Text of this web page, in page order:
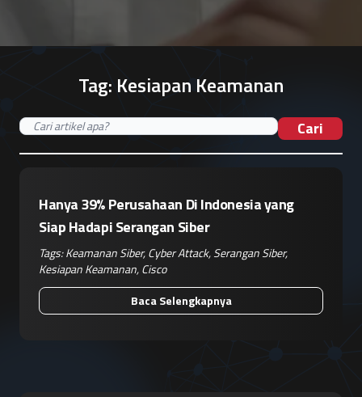
Tag: Kesiapan Keamanan
Cari
Hanya 39% Perusahaan Di Indonesia yang
Siap Hadapi Serangan Siber
Tags:Keamanan Siber,Cyber Attack,Serangan Siber,
Kesiapan Keamanan,Cisco
Baca Selengkapnya